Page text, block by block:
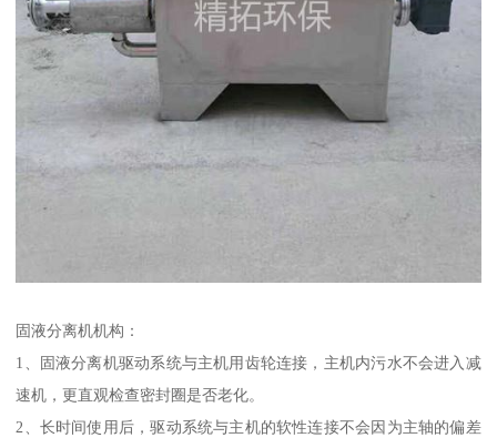
固液分离机机构：
1、固液分离机驱动系统与主机用齿轮连接，主机内污水不会进入减
速机，更直观检查密封圈是否老化。
2、长时间使用后，驱动系统与主机的软性连接不会因为主轴的偏差